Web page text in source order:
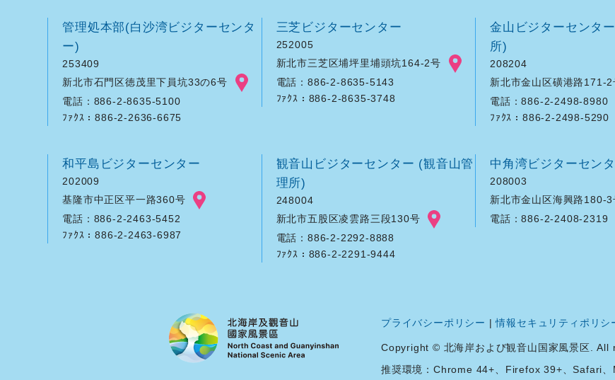
管理処本部(白沙湾ビジターセンタ
ー)
253409
新北市石門区徳茂里下員坑33の6号
電話：886-2-8635-5100
ﾌｧｸｽ：886-2-2636-6675
三芝ビジターセンター
252005
新北市三芝区埔坪里埔頭坑164-2号
電話：886-2-8635-5143
ﾌｧｸｽ：886-2-8635-3748
金山ビジターセンタ
所)
208204
新北市金山区磺港路171-2
電話：886-2-2498-8980
ﾌｧｸｽ：886-2-2498-5290
和平島ビジターセンター
202009
基隆市中正区平一路360号
電話：886-2-2463-5452
ﾌｧｸｽ：886-2-2463-6987
観音山ビジターセンター (観音山管
理所)
248004
新北市五股区凌雲路三段130号
電話：886-2-2292-8888
ﾌｧｸｽ：886-2-2291-9444
中角湾ビジターセン
208003
新北市金山区海興路180-3
電話：886-2-2408-2319
プライバシーポリシー |情報セキュリティポリシ
Copyright © 北海岸および観音山国家風景区. All
推奨環境：Chrome 44+、Firefox 39+、Safari